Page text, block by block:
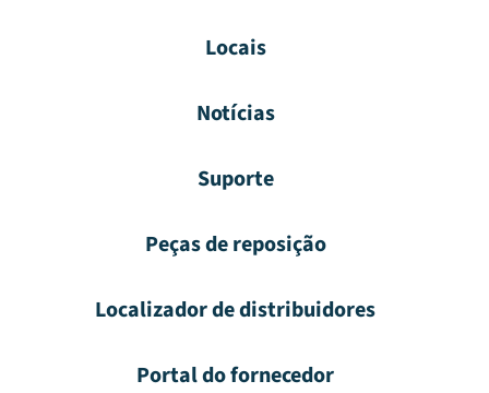
Locais
Notícias
Suporte
Peças de reposição
Localizador de distribuidores
Portal do fornecedor